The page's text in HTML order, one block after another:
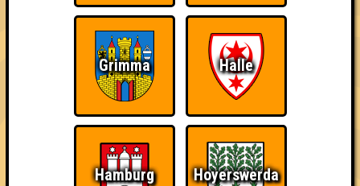
Wir dürfen euch die kleine aber feine "Nepomuk Quiznight" in
Plagwitz präsentieren.
Grimma Halle
Hamburg Hoyerswerda